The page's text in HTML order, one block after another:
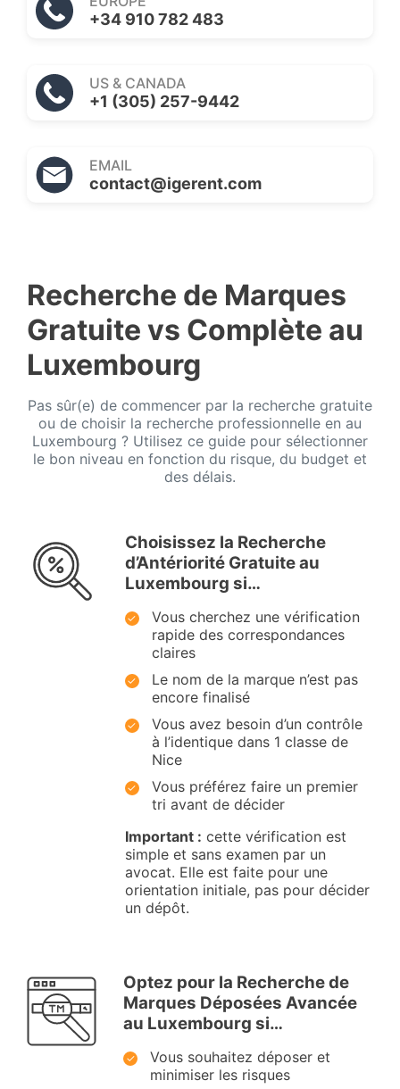
+34 910 782 483
US & CANADA
+1 (305) 257-9442
EMAIL
contact@igerent.com
Recherche de Marques
Gratuite vs Complète au
Luxembourg
Pas sûr(e) de commencer par la recherche gratuite
ou de choisir la recherche professionnelle en au
Luxembourg ? Utilisez ce guide pour sélectionner
le bon niveau en fonction du risque, du budget et
des délais.
Choisissez la Recherche
d’Antériorité Gratuite au
Luxembourg si…
Vous cherchez une vérification
rapide des correspondances
claires
Le nom de la marque n’est pas
encore finalisé
Vous avez besoin d’un contrôle
à l’identique dans 1 classe de
Nice
Vous préférez faire un premier
tri avant de décider
Important : cette vérification est
simple et sans examen par un
avocat. Elle est faite pour une
orientation initiale, pas pour décider
un dépôt.
Optez pour la Recherche de
Marques Déposées Avancée
au Luxembourg si…
Vous souhaitez déposer et
minimiser les risques